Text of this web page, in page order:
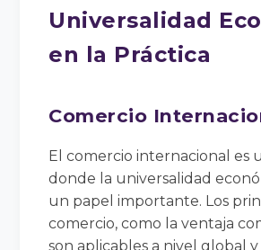
Universalidad
en la Práctica
Comercio
El comercio internacional es
donde la universalidad
un papel importante. Los
comercio, como la ventaja
son aplicables a nivel global